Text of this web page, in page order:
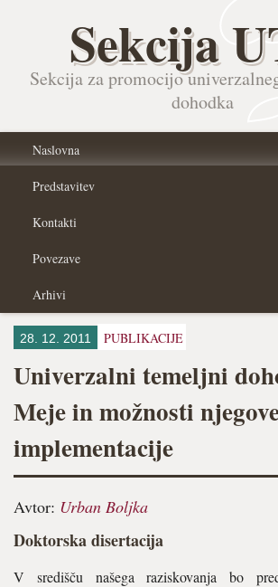
Sekcija
Sekcija za promocijo
dohodka
Naslovna
Predstavitev
Kontakti
Povezave
Arhivi
28. 12. 2011 PUBLIKACIJE
Univerzalni temeljni
Meje in možnosti
implementacije
Avtor: Urban Boljka
Doktorska disertacija
V središču našega raziskovanja bo